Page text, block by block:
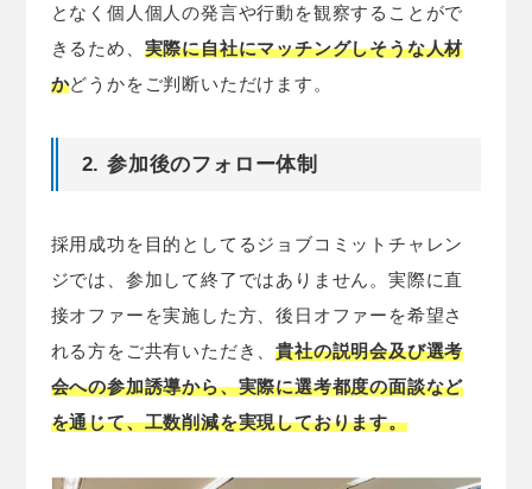
となく個人個人の発言や行動を観察することがで
きるため、 実際に自社にマッチングしそうな人材
かどうかをご判断いただけます。
2. 参加後のフォロー体制
採用成功を目的としてるジョブコミットチャレン
ジでは、参加して終了ではありません。実際に直
接オファーを実施した方、後日オファーを希望さ
れる方をご共有いただき、貴社の説明会及び選考
会への参加誘導から、実際に選考都度の面談など
を通じて、工数削減を実現しております。